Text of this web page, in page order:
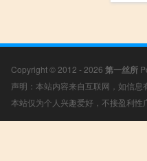
Copyright © 2012 - 2026 第一丝所
声明：本站内容来自互联网，如信
本站仅为个人兴趣爱好，不接盈利性